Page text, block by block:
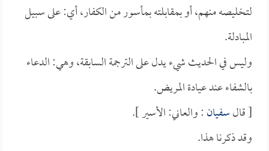
لتخليصه منهم، أو بمقابلته بمأسور من الكفار، أي: على سبيل
المبادلة.
وليس في الحديث شيء يدل على الترجمة السابقة، وهي: الدعاء
بالشفاء عند عيادة المريض.
[ قالسفيان: والعاني: الأسير ].
وقد ذكرنا هذا.